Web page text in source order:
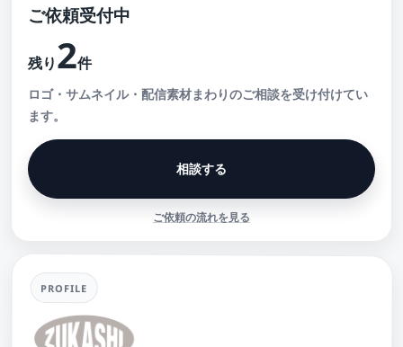
ご依頼受付中
残り2件
ロゴ・サムネイル・配信素材まわりのご相談を受け付けてい
ます。
相談する
ご依頼の流れを見る
PROFILE